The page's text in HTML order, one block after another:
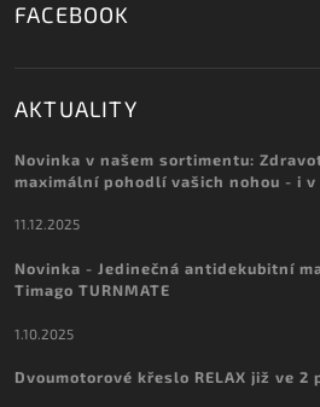
FACEBOOK
AKTUALITY
Novinka v našem sortimentu:
maximální pohodlí vašich nohou - i
11.12.2025
Novinka - Jedinečná antidekubitní
Timago TURNMATE
1.10.2025
Dvoumotorové křeslo RELAX již ve 2